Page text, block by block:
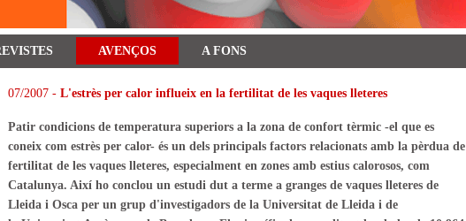
AVENÇOS A FONS
07/2007 - L'estrès per calor influeix en la fertilitat de les vaques lleteres
Patir condicions de temperatura superiors a la zona de confort tèrmic -el que es
coneix com estrès per calor- és un dels principals factors relacionats amb la pèrdua de
fertilitat de les vaques lleteres, especialment en zones amb estius calorosos, com
Catalunya. Així ho conclou un estudi dut a terme a granges de vaques lleteres de
Lleida i Osca per un grup d'investigadors de la Universitat de Lleida i de